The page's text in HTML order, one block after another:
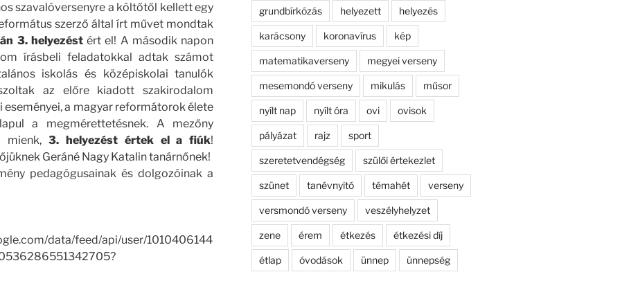
szavalóversenyre a költőtől kellett egy
szerző által írt művet mondtak
3. helyezéstért el! A második napon
írásbeli feladatokkal adtak számot
iskolás és középiskolai tanulók
az előre kiadott szakirodalom
a magyar reformátorok élete
a megmérettetésnek. A mezőny
mienk,3. helyezést értek el a fiúk!
Geráné Nagy Katalin tanárnőnek!
pedagógusainak és dolgozóinak a
data/feed/api/user/1010406144
grundbírkózás helyezett helyezés
karácsony koronavírus kép
matematikaverseny megyei verseny
mesemondó verseny mikulás műsor
nyílt nap nyílt óra ovi ovisok
pályázat rajz sport
szeretetvendégség szülői értekezlet
szünet tanévnyitó témahét verseny
versmondó verseny veszélyhelyzet
zene érem étkezés étkezési díj
étlap óvodások ünnep ünnepség